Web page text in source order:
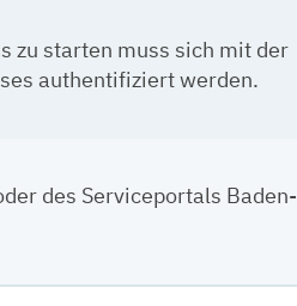
zu starten muss sich mit der
authentifiziert werden.
des Serviceportals Baden-